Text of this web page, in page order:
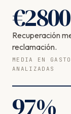
€2800
Recuperación
reclamación.
MEDIA EN
ANALIZADAS
97%